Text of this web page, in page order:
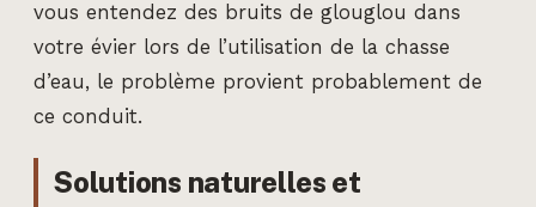
vous entendez des bruits de glouglou dans
votre évier lors de l’utilisation de la chasse
d’eau, le problème provient probablement de
ce conduit.
Solutions naturelles et